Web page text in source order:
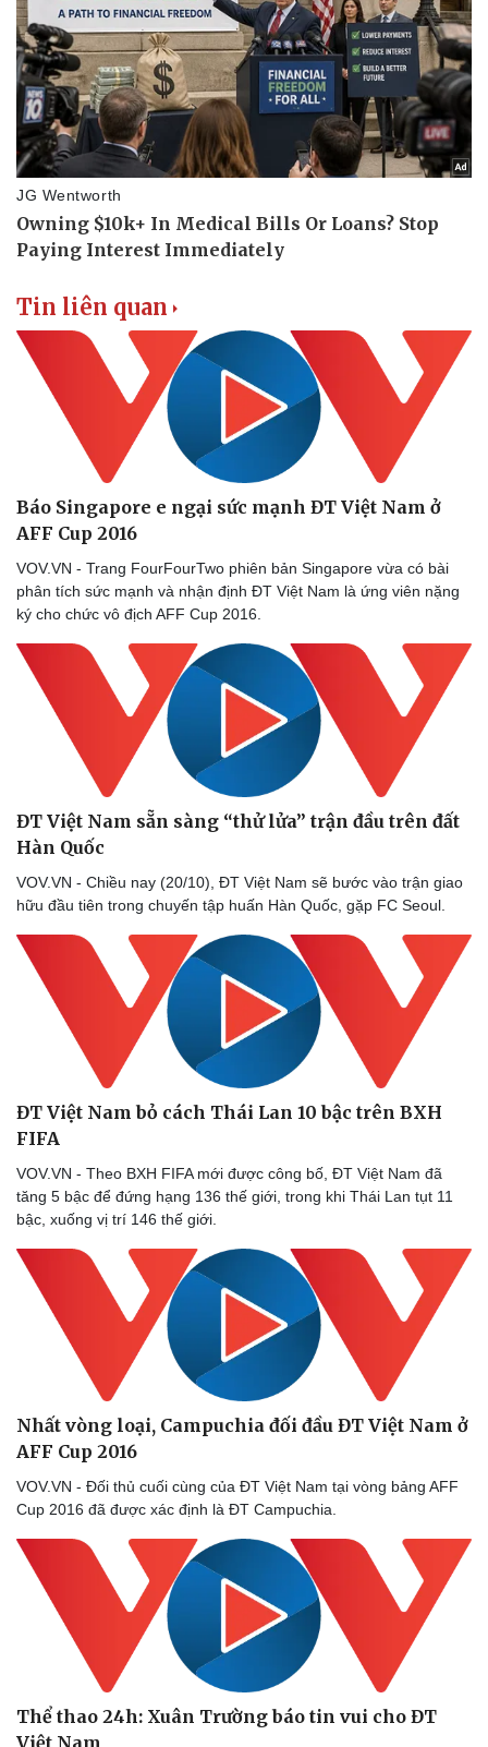
Sức khỏe
Dinh dưỡng - món ngon
Cây thuốc
Sản phụ khoa
Nhi khoa
Nam khoa
Làm đẹp - giảm cân
Phòng mạch online
Ăn sạch sống khỏe
Đời sống
Nhà đẹp
Blog
Tình yêu - Gia đình
Văn hóa
Sân khấu - Điện ảnh
Văn học
Âm nhạc
Di sản
Giải trí
Nghệ sĩ
Thời trang
Sao Việt
Du lịch
Podcast
Câu chuyện thời sự
Đọc truyện đêm khuya
Kể chuyện cho bé
Tin liên quan
Báo Singapore e ngại sức mạnh ĐT Việt Nam ở
AFF Cup 2016
VOV.VN - Trang FourFourTwo phiên bản Singapore vừa có bài
phân tích sức mạnh và nhận định ĐT Việt Nam là ứng viên nặng
ký cho chức vô địch AFF Cup 2016.
ĐT Việt Nam sẵn sàng “thử lửa” trận đầu trên đất
Hàn Quốc
VOV.VN - Chiều nay (20/10), ĐT Việt Nam sẽ bước vào trận giao
hữu đầu tiên trong chuyến tập huấn Hàn Quốc, gặp FC Seoul.
ĐT Việt Nam bỏ cách Thái Lan 10 bậc trên BXH
FIFA
VOV.VN - Theo BXH FIFA mới được công bố, ĐT Việt Nam đã
tăng 5 bậc để đứng hạng 136 thế giới, trong khi Thái Lan tụt 11
bậc, xuống vị trí 146 thế giới.
Nhất vòng loại, Campuchia đối đầu ĐT Việt Nam ở
AFF Cup 2016
VOV.VN - Đối thủ cuối cùng của ĐT Việt Nam tại vòng bảng AFF
Cup 2016 đã được xác định là ĐT Campuchia.
Thể thao 24h: Xuân Trường báo tin vui cho ĐT
Việt Nam